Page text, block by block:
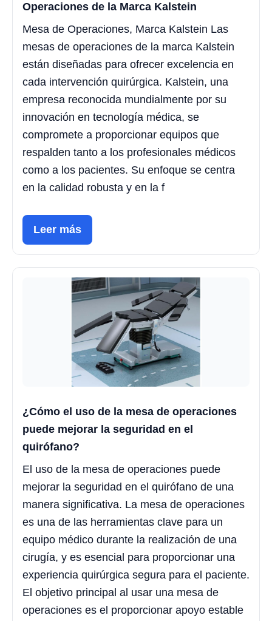
Operaciones de la Marca Kalstein
Mesa de Operaciones, Marca Kalstein Las
mesas de operaciones de la marca Kalstein
están diseñadas para ofrecer excelencia en
cada intervención quirúrgica. Kalstein, una
empresa reconocida mundialmente por su
innovación en tecnología médica, se
compromete a proporcionar equipos que
respalden tanto a los profesionales médicos
como a los pacientes. Su enfoque se centra
en la calidad robusta y en la f
Leer más
¿Cómo el uso de la mesa de operaciones
puede mejorar la seguridad en el
quirófano?
El uso de la mesa de operaciones puede
mejorar la seguridad en el quirófano de una
manera significativa. La mesa de operaciones
es una de las herramientas clave para un
equipo médico durante la realización de una
cirugía, y es esencial para proporcionar una
experiencia quirúrgica segura para el paciente.
El objetivo principal al usar una mesa de
operaciones es el proporcionar apoyo estable